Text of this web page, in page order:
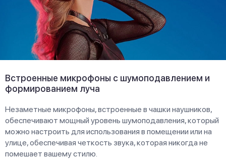
Встроенные микрофоны с шумоподавлением и
формированием луча
Незаметные микрофоны, встроенные в чашки наушников,
обеспечивают мощный уровень шумоподавления, который
можно настроить для использования в помещении или на
улице, обеспечивая четкость звука, которая никогда не
помешает вашему стилю.